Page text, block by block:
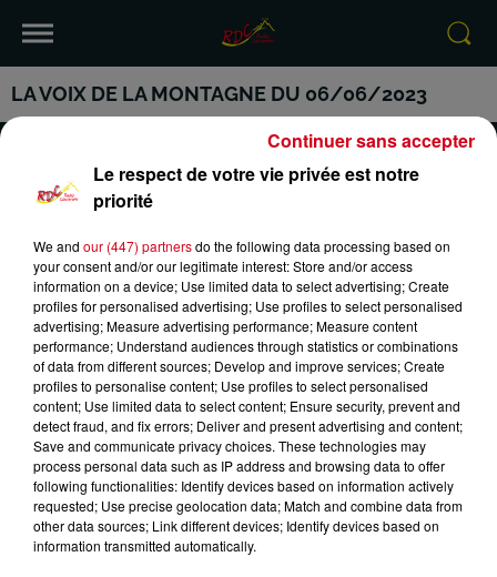
LA VOIX DE LA MONTAGNE DU 06/06/2023
RDC CONTACT
Mentions Légales Conditions Générales d'Utilisation
Politique de Confidentialité Politique Cookies
Gestion des Cookies Plan du site
Le respect de votre vie privée est notre
priorité
We and our (447) partnersdo the following data processing based on
your consent and/or our legitimate interest: Store and/or access
information on a device; Use limited data to select advertising; Create
profiles for personalised advertising; Use profiles to select personalised
advertising; Measure advertising performance; Measure content
performance; Understand audiences through statistics or combinations
of data from different sources; Develop and improve services; Create
profiles to personalise content; Use profiles to select personalised
content; Use limited data to select content; Ensure security, prevent and
detect fraud, and fix errors; Deliver and present advertising and content;
Save and communicate privacy choices. These technologies may
process personal data such as IP address and browsing data to offer
following functionalities: Identify devices based on information actively
requested; Use precise geolocation data; Match and combine data from
other data sources; Link different devices; Identify devices based on
information transmitted automatically.
Continuer sans accepter